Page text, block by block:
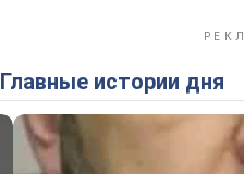
Главные истории дня